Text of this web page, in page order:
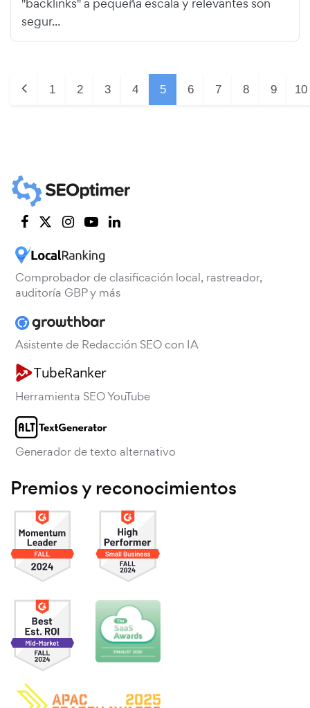
"backlinks" a pequeña escala y relevantes son
segur...
1 2 3 4 5 6 7 8 9 10
Comprobador de clasificación local, rastreador,
auditoría GBP y más
Asistente de Redacción SEO con IA
Herramienta SEO YouTube
Generador de texto alternativo
Premios y reconocimientos